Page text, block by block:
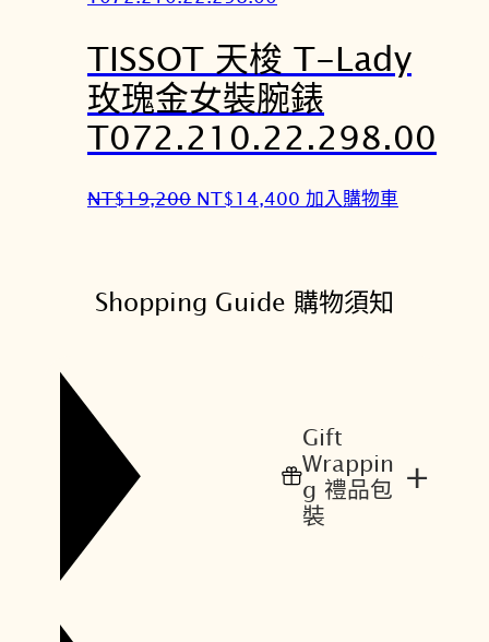
N
T
$
2
,
。
N
T
$
2
。
TISSOT 天梭 T-Lady
玫瑰金女裝腕錶
T072.210.22.298.00
NT$19,200 原
：
NT$14,400 目
：
1
4
,
4
加入購物車
Shopping Guide 購物須知
Gift
Wrappin
g 禮品包
裝
+